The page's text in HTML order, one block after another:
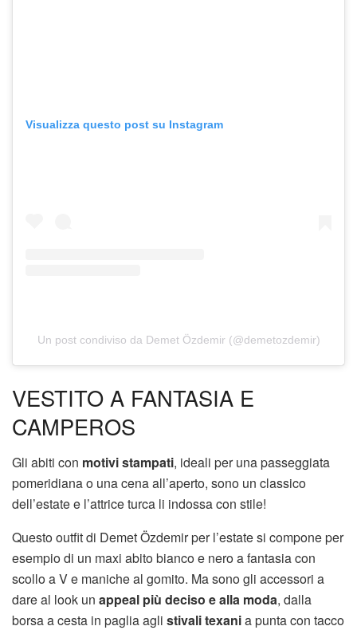
Visualizza questo post su Instagram
Un post condiviso da Demet Özdemir (@demetozdemir)
VESTITO A FANTASIA E
CAMPEROS
Gli abiti con motivi stampati, ideali per una passeggiata
pomeridiana o una cena all’aperto, sono un classico
dell’estate e l’attrice turca li indossa con stile!
Questo outfit di Demet Özdemir per l’estate si compone per
esempio di un maxi abito bianco e nero a fantasia con
scollo a V e maniche al gomito. Ma sono gli accessori a
dare al look un appeal più deciso e alla moda, dalla
borsa a cesta in paglia agli stivali texania punta con tacco